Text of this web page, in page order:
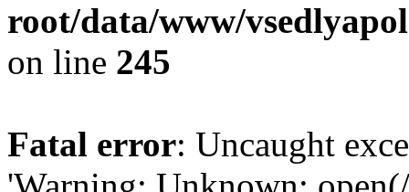
root/data/www/
on line 245
Fatal error: Uncaught